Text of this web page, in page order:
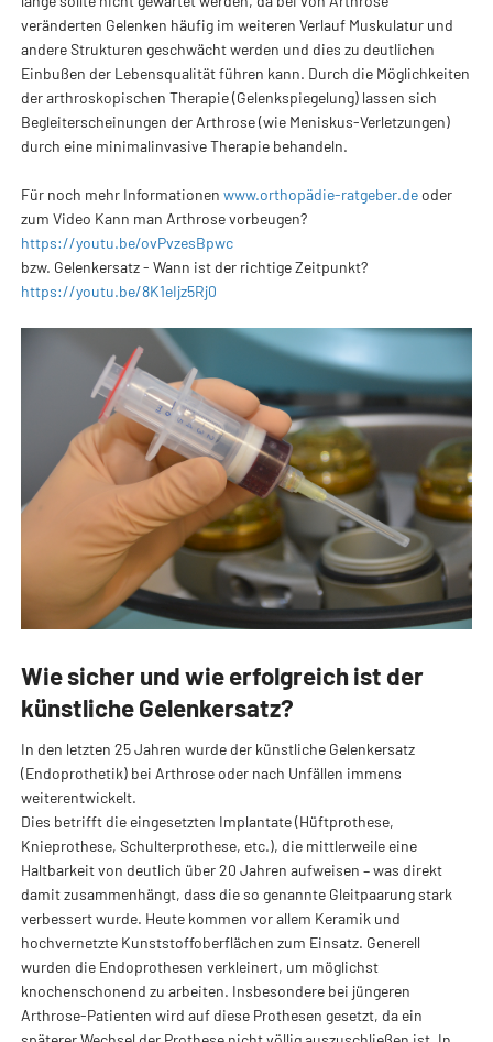
veränderten Gelenken häufig im weiteren Verlauf Muskulatur und
andere Strukturen geschwächt werden und dies zu deutlichen
Einbußen der Lebensqualität führen kann. Durch die Möglichkeiten
der arthroskopischen Therapie (Gelenkspiegelung) lassen sich
Begleiterscheinungen der Arthrose (wie Meniskus-Verletzungen)
durch eine minimalinvasive Therapie behandeln.
Für noch mehr Informationen www.orthopädie-ratgeber.deoder
zum Video Kann man Arthrose vorbeugen?
https://youtu.be/ovPvzesBpwc
bzw. Gelenkersatz - Wann ist der richtige Zeitpunkt?
https://youtu.be/8K1eIjz5Rj0
Wie sicher und wie erfolgreich ist der
künstliche Gelenkersatz?
In den letzten 25 Jahren wurde der künstliche Gelenkersatz
(Endoprothetik) bei Arthrose oder nach Unfällen immens
weiterentwickelt.
Dies betrifft die eingesetzten Implantate (Hüftprothese,
Knieprothese, Schulterprothese, etc.), die mittlerweile eine
Haltbarkeit von deutlich über 20 Jahren aufweisen – was direkt
damit zusammenhängt, dass die so genannte Gleitpaarung stark
verbessert wurde. Heute kommen vor allem Keramik und
hochvernetzte Kunststoffoberflächen zum Einsatz. Generell
wurden die Endoprothesen verkleinert, um möglichst
knochenschonend zu arbeiten. Insbesondere bei jüngeren
Arthrose-Patienten wird auf diese Prothesen gesetzt, da ein